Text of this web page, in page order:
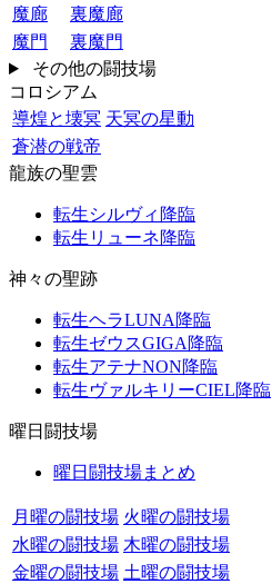
魔廊
裏魔廊
魔門
裏魔門
その他の闘技場
コロシアム
導煌と壊冥 天冥の星動
蒼潜の戦帝
龍族の聖雲
転生シルヴィ降臨
転生リューネ降臨
神々の聖跡
転生ヘラLUNA降臨
転生ゼウスGIGA降臨
転生アテナNON降臨
転生ヴァルキリーCIEL降臨
曜日闘技場
曜日闘技場まとめ
月曜の闘技場 火曜の闘技場
水曜の闘技場 木曜の闘技場
金曜の闘技場 土曜の闘技場